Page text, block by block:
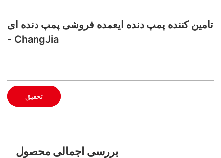
تامین کننده پمپ دنده ایعمده فروشی پمپ دنده ای
- ChangJia
تحقیق
بررسی اجمالی محصول